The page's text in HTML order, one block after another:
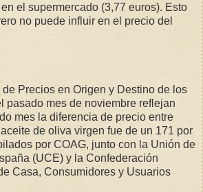
el supermercado (3,77 euros). Esto
no puede influir en el precio del
de Precios en Origen y Destino de los
pasado mes de noviembre reflejan
mes la diferencia de precio entre
de oliva virgen fue de un 171 por
por COAG, junto con la Unión de
(UCE) y la Confederación
Casa, Consumidores y Usuarios